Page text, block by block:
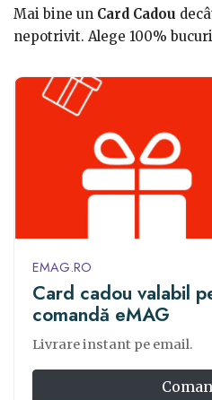
Mai bine un Card Cadou
nepotrivit. Alege 100%
EMAG.RO
Card cadou valabil
comandă eMAG
Livrare instant pe email.